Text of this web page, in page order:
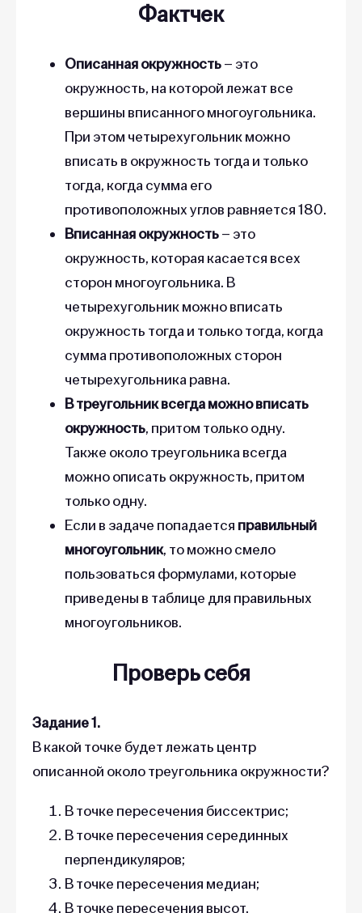
Фактчек
Описанная окружность– это
окружность, на которой лежат все
вершины вписанного многоугольника.
При этом четырехугольник можно
вписать в окружность тогда и только
тогда, когда сумма его
противоположных углов равняется 180.
Вписанная окружность– это
окружность, которая касается всех
сторон многоугольника. В
четырехугольник можно вписать
окружность тогда и только тогда, когда
сумма противоположных сторон
четырехугольника равна.
В треугольник всегда можно вписать
окружность, притом только одну.
Также около треугольника всегда
можно описать окружность, притом
только одну.
Если в задаче попадается правильный
многоугольник, то можно смело
пользоваться формулами, которые
приведены в таблице для правильных
многоугольников.
Проверь себя
Задание 1.
В какой точке будет лежать центр
описанной около треугольника окружности?
В точке пересечения биссектрис;
В точке пересечения серединных
перпендикуляров;
В точке пересечения медиан;
В точке пересечения высот.